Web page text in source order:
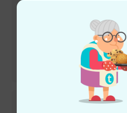
Glockenklang Steamhammer